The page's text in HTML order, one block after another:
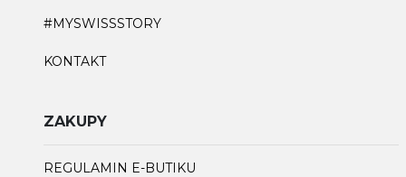
#MYSWISSSTORY
KONTAKT
ZAKUPY
REGULAMIN E-BUTIKU